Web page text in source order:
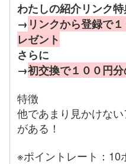
わたしの紹介リンク
→ リンクから登録で
レゼント
さらに
→初交換で１００円
特徴
他であまり見かけな
がある！
※ポイントレート：10